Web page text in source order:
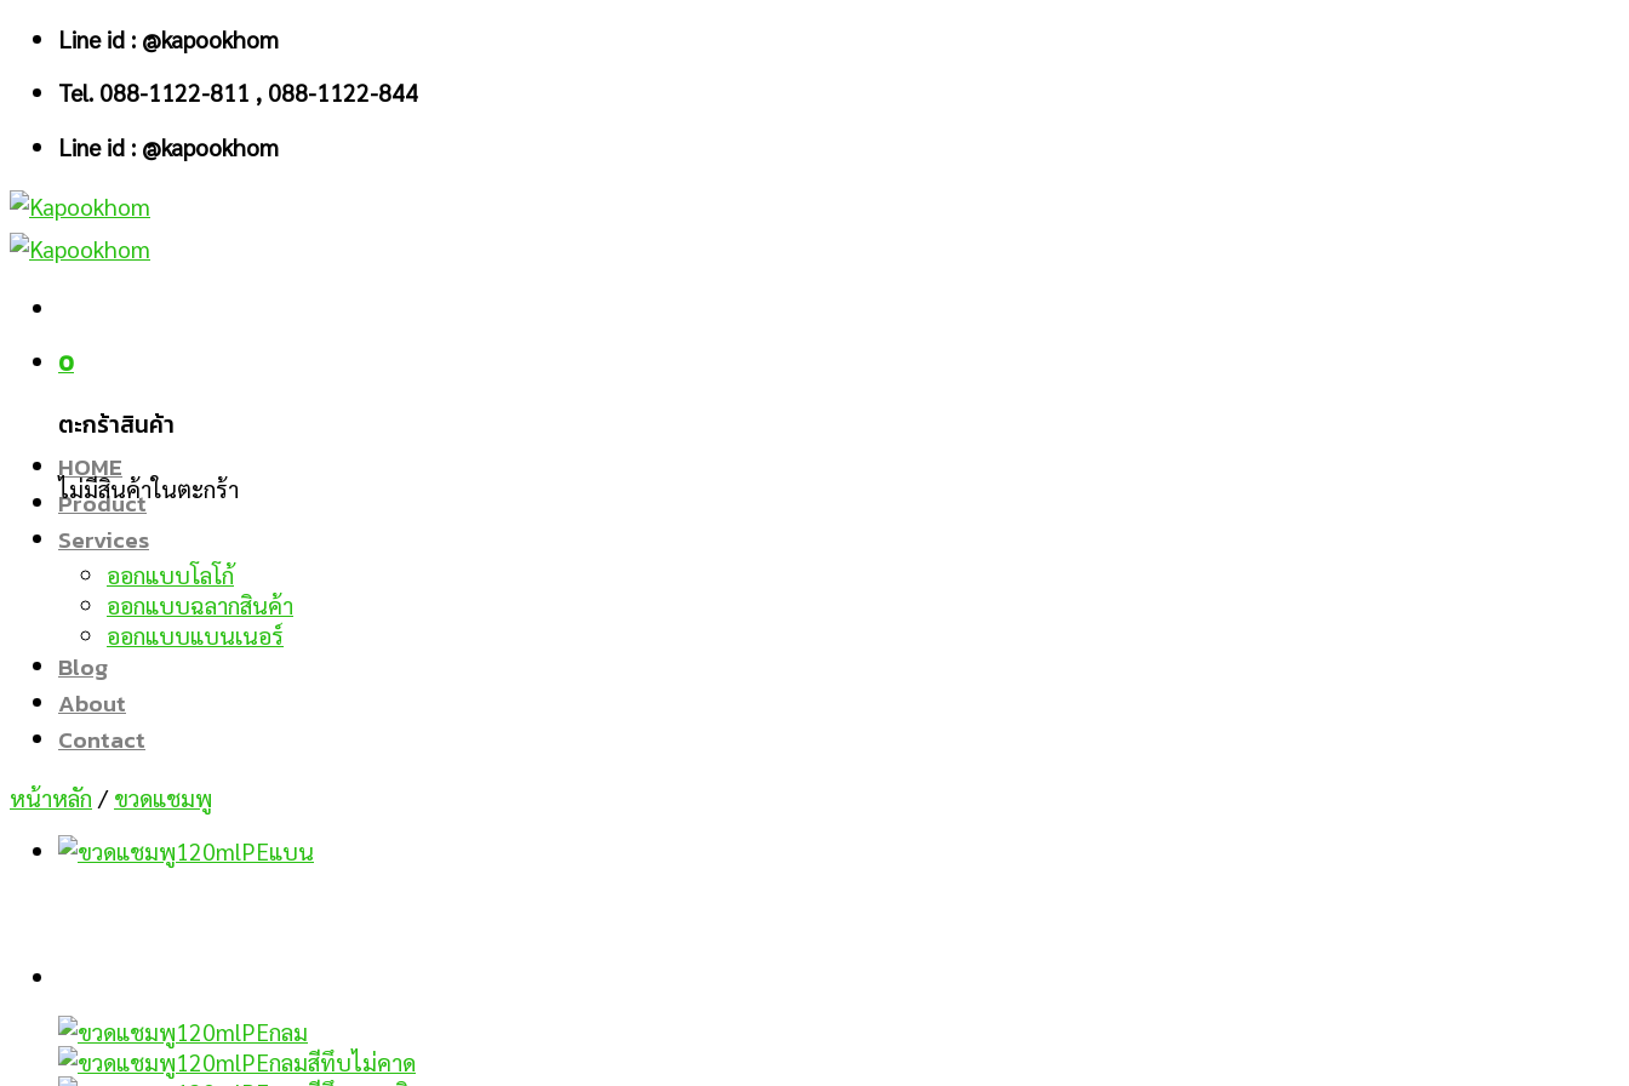
Skip
content
Line id : @kapookhom
Tel. 088-1122-811 , 088-1122-844
Line id : @kapookhom
0
ตะกร้าสินค้า
ไม่มีสินค้าในตะกร้า
HOME
Product
Services
ออกแบบโลโก้
ออกแบบฉลากสินค้า
ออกแบบแบนเนอร์
Blog
About
Contact
หน้าหลัก / ขวดแชมพู